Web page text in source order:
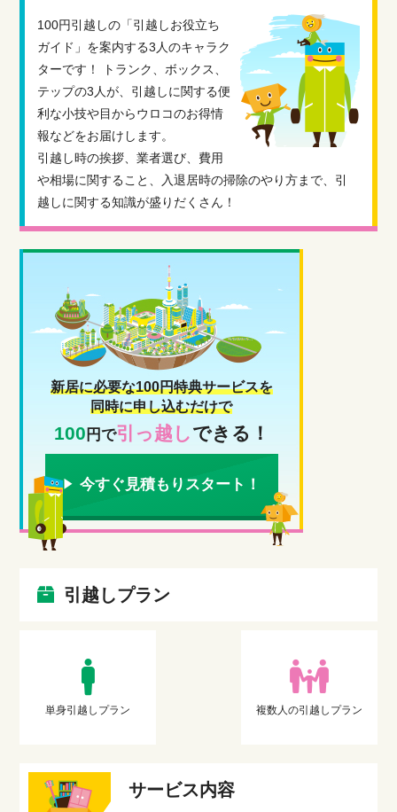
100円引越しの「引越しお役立ち
ガイド」を案内する3人のキャラク
ターです！ トランク、ボックス、
テップの3人が、引越しに関する便
利な小技や目からウロコのお得情
報などをお届けします。
引越し時の挨拶、業者選び、費用
や相場に関すること、入退居時の掃除のやり方まで、引
越しに関する知識が盛りだくさん！
新居に必要な100円特典サービスを
同時に申し込むだけで
100 円で引っ越しできる！
今すぐ見積もりスタート！
引越しプラン
単身引越しプラン 複数人の引越しプラン
サービス内容